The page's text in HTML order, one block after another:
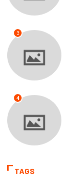
3
4
TAGS